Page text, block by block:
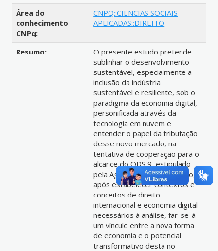
Área do
conhecimento
CNPq:
CNPQ::CIENCIAS SOCIAIS
APLICADAS::DIREITO
Resumo:
O presente estudo pretende
sublinhar o desenvolvimento
sustentável, especialmente a
inclusão da indústria
sustentável e resiliente, sob o
paradigma da economia digital,
personificada através da
tecnologia em nuvem e
entender o papel da tributação
desse novo mercado, na
tentativa de cooperação para o
alcance do ODS 9, estipulado
pela Agenda 2030. Para tanto,
após estabelecer contextos e
conceitos de direito
internacional e economia digital
necessários à análise, far-se-á
um vínculo entre a nova forma
de economia e o potencial
transformativo desta no